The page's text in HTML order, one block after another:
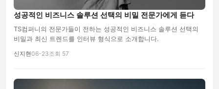
성공적인 비즈니스 솔루션 선택의 비밀 전문가에게 듣다
TS컴퍼니의 전문가들이 전하는 성공적인 비즈니스 솔루션 선택의
비밀과 최신 트렌드를 인터뷰 형식으로 소개합니다.
신지현06-23조회 57